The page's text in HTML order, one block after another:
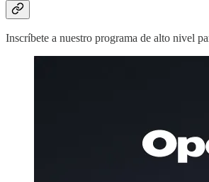
Inscríbete a nuestro programa de alto nivel